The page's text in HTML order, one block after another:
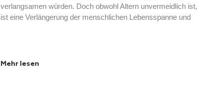
verlangsamen würden. Doch obwohl Altern unvermeidlich ist,
ist eine Verlängerung der menschlichen Lebensspanne und
Mehr lesen